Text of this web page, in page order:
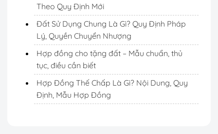
Theo Quy Định Mới
Đất Sử Dụng Chung Là Gì? Quy Định Pháp
Lý, Quyền Chuyển Nhượng
Hợp đồng cho tặng đất – Mẫu chuẩn, thủ
tục, điều cần biết
Hợp Đồng Thế Chấp Là Gì? Nội Dung, Quy
Định, Mẫu Hợp Đồng